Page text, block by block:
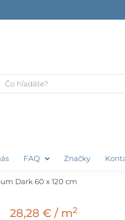
Vyhľadať
FAQ Značky
Dark 60 x 120 cm
28,28 € / m2